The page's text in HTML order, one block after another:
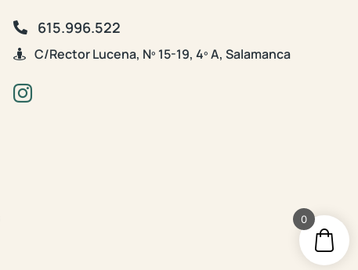
615.996.522
C/Rector Lucena, Nº 15-19, 4º A, Salamanca
0